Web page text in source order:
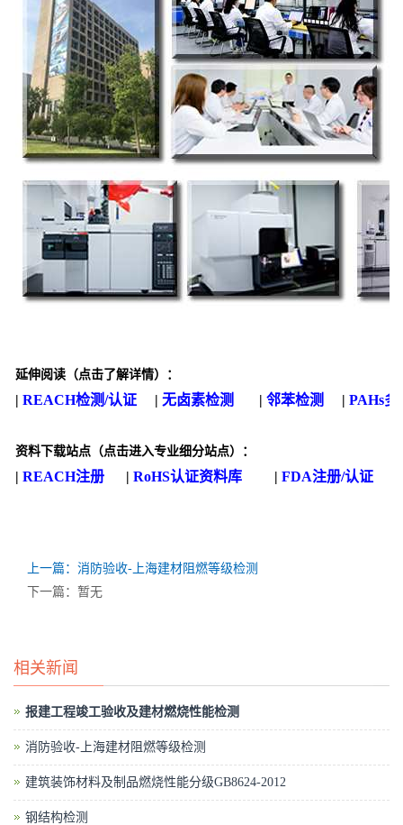
延伸阅读（点击了解详情）：
| REACH检测/认证 | 无卤素检测 | 邻苯检测 | PAHs多
资料下载站点 （点击进入专业细分站点） ：
| REACH注册 | RoHS认证资料库 | FDA注册/认证
上一篇：消防验收-上海建材阻燃等级检测
下一篇：暂无
相关新闻
报建工程竣工验收及建材燃烧性能检测
消防验收-上海建材阻燃等级检测
建筑装饰材料及制品燃烧性能分级GB8624-2012
钢结构检测